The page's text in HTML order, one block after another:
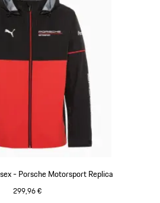
- Porsche Motorsport Replica
299,96 €